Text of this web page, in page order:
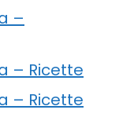
–
– Ricette
– Ricette